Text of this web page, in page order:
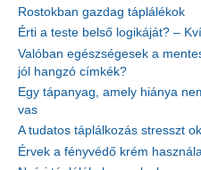
Rostokban gazdag táplálékok
Érti a teste belső logikáját? –
Valóban egészségesek a
jól hangzó címkék?
Egy tápanyag, amely hiánya
vas
A tudatos táplálkozás stresszt
Érvek a fényvédő krém